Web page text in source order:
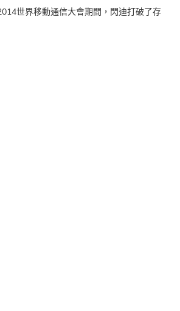
世界移動通信大會期間，閃迪打破了存